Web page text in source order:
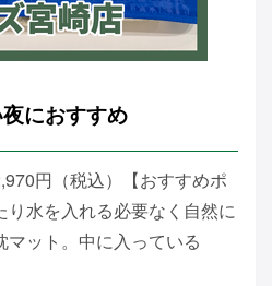
夜におすすめ
円（税込）【おすすめポ
り水を入れる必要なく自然に
ット。中に入っている